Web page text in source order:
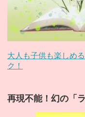
大人も子供も楽しめ
ク！
再現不能！幻の「